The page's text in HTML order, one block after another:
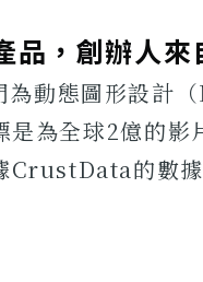
，創辦人來
動態圖形設計
為全球2億的影
CrustData的數